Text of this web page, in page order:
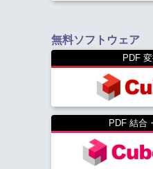
無料ソフトウェア
PDF
PDF 結合